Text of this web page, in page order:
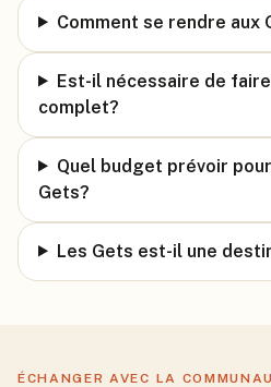
Comment se rendre aux
Est-il nécessaire de
complet?
Quel budget prévoir
Gets?
Les Gets est-il une
ÉCHANGER AVEC LA